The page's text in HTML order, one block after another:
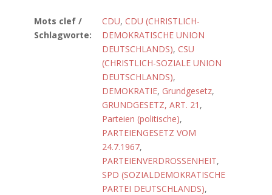
Mots clef /
Schlagworte:
CDU, CDU (CHRISTLICH-
DEMOKRATISCHE UNION
DEUTSCHLANDS), CSU
(CHRISTLICH-SOZIALE UNION
DEUTSCHLANDS),
DEMOKRATIE, Grundgesetz,
GRUNDGESETZ, ART. 21 ,
Parteien (politische),
PARTEIENGESETZ VOM
24.7.1967,
PARTEIENVERDROSSENHEIT,
SPD (SOZIALDEMOKRATISCHE
PARTEI DEUTSCHLANDS),